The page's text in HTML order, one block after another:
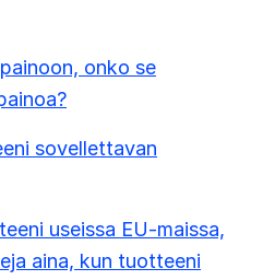
onko se
sovellettavan
useissa EU-maissa,
aina, kun tuotteeni